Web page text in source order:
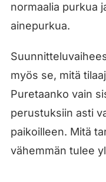
normaalia purkua
ainepurkua.
myös se, mitä
Puretaanko vain
perustuksiin asti
paikoilleen. Mitä
vähemmän tulee